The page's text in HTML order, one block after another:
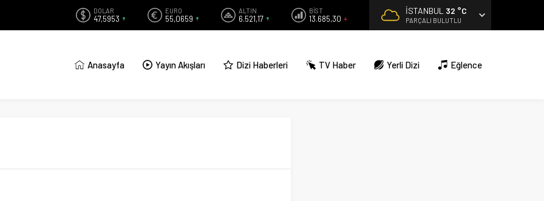
DOLAR
47,5953
EURO
55,0659
ALTIN
6.521,17
BİST
13.685,30
İSTANBUL 32 °C
PARÇALI BULUTLU
Anasayfa Yayın Akışları Dizi Haberleri TV Haber Yerli Dizi Eğlence